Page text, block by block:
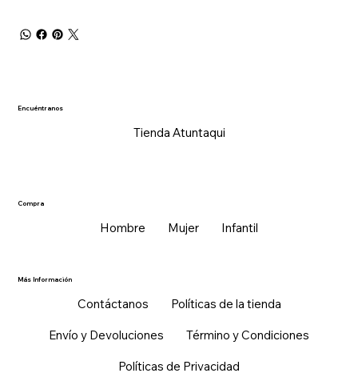
Encuéntranos
Tienda Atuntaqui
Compra
Hombre Mujer Infantil
Más Información
Contáctanos Políticas de la tienda
Envío y Devoluciones Término y Condiciones
Políticas de Privacidad